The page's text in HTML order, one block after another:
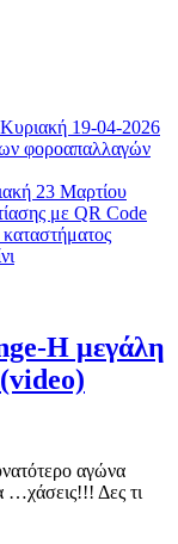
Κυριακή 19-04-2026
φοροαπαλλαγών
23 Μαρτίου
με QR Code
Η μεγάλη
αγώνα
…χάσεις!!! Δες τι